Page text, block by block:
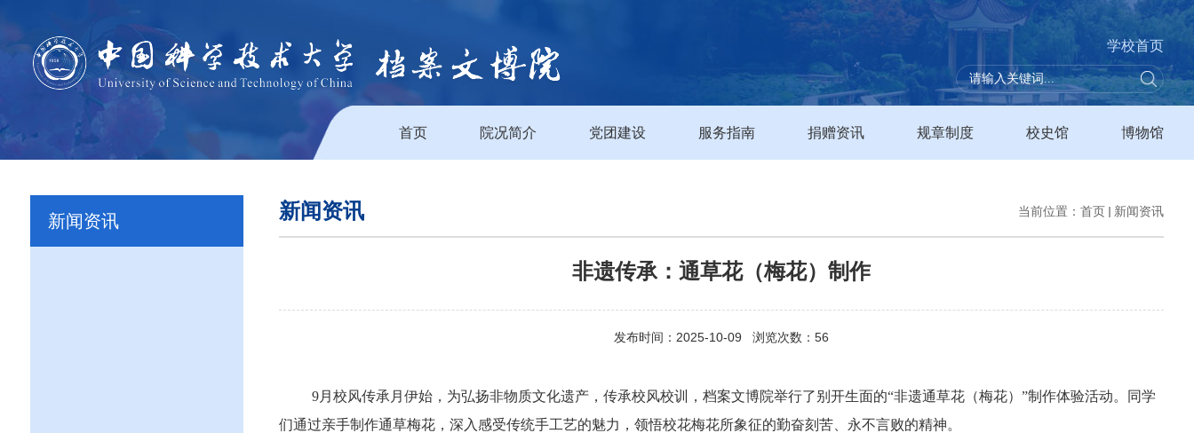
学校首页
首页 院况简介 党团建设 服务指南 捐赠资讯 规章制度 校史馆 博物馆
新闻资讯 新闻资讯 当前位置：首页 新闻资讯
非遗传承：通草花（梅花）制作
发布时间：2025-10-09 浏览次数： 56
9月校风传承月伊始，为弘扬非物质文化遗产，传承校风校训，档案文博院举行了别开生面的“非遗通草花（梅花）”制作体验活动。同学
们通过亲手制作通草梅花，深入感受传统手工艺的魅力，领悟校花梅花所象征的勤奋刻苦、永不言败的精神。